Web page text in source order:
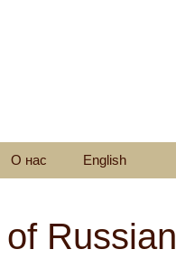
О нас English
Russian